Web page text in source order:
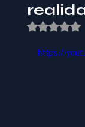
Avaliado
https://